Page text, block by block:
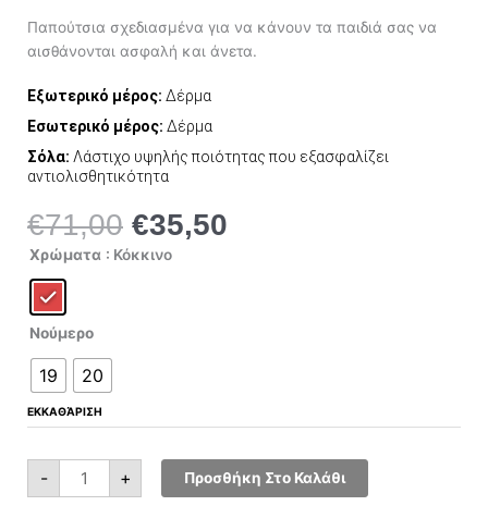
Παπούτσια σχεδιασμένα για να κάνουν τα παιδιά σας να
αισθάνονται ασφαλή και άνετα.
Εξωτερικό μέρος: Δέρμα
Εσωτερικό μέρος: Δέρμα
Σόλα: Λάστιχο υψηλής ποιότητας που εξασφαλίζει
αντιολισθητικότητα
€71,00 Original
price
€35,50
Χρώματα : Κόκκινο
Νούμερο
19 20
ΕΚΚΑΘΆΡΙΣΗ
-
Falcotto
Blavet
ποσότητα
+ Προσθήκη Στο Καλάθι